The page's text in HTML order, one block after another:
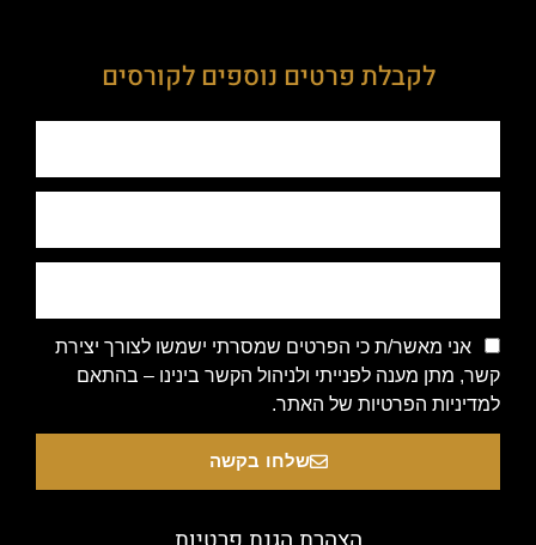
לקבלת פרטים נוספים לקורסים
אני מאשר/ת כי הפרטים שמסרתי ישמשו לצורך יצירת
קשר, מתן מענה לפנייתי ולניהול הקשר בינינו – בהתאם
למדיניות הפרטיות של האתר.
שלחו בקשה